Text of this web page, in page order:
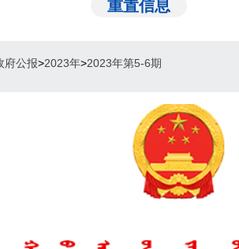
府公报>2023年>2023年第5-6期